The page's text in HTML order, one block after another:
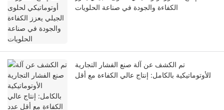
الكفاءة والجودة في صناعة الحلويات
تم الكشف عن آلة صنع الفشار التجارية
الأوتوماتيكية بالكامل: إنتاج عالي الكفاءة مع أقل